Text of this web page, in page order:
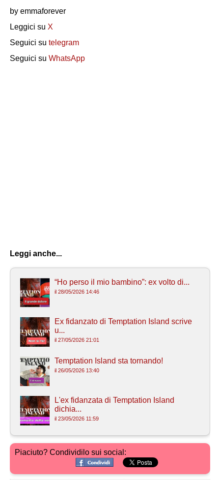
by emmaforever
Leggici su X
Seguici su telegram
Seguici su WhatsApp
Leggi anche...
“Ho perso il mio bambino”: ex volto di...
il 28/05/2026 14:46
Ex fidanzato di Temptation Island scrive
u...
il 27/05/2026 21:01
Temptation Island sta tornando!
il 26/05/2026 13:40
L'ex fidanzata di Temptation Island
dichia...
il 23/05/2026 11:59
Piaciuto? Condividilo sui social: